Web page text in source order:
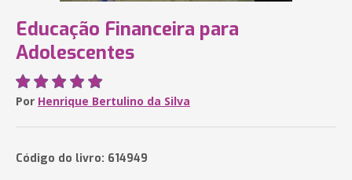
Educação Financeira para
Adolescentes
Por Henrique Bertulino da Silva
Código do livro: 614949